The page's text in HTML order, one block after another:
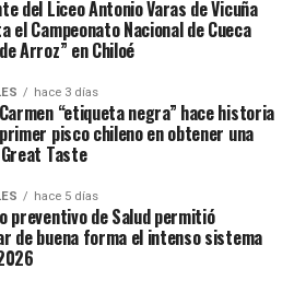
del Liceo Antonio Varas de Vicuña
el Campeonato Nacional de Cueca
Arroz” en Chiloé
hace 3 días
“etiqueta negra” hace historia
pisco chileno en obtener una
Taste
hace 5 días
preventivo de Salud permitió
de buena forma el intenso sistema